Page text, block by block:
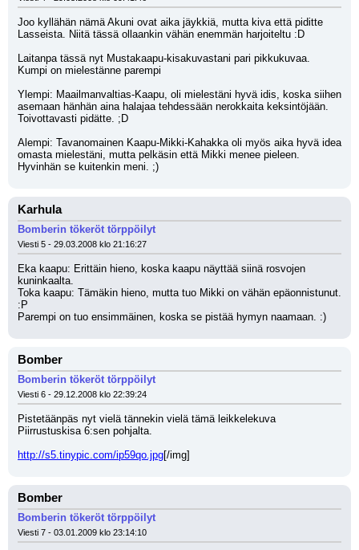
Joo kyllähän nämä Akuni ovat aika jäykkiä, mutta kiva että piditte
Lasseista. Niitä tässä ollaankin vähän enemmän harjoiteltu :D
Laitanpa tässä nyt Mustakaapu-kisakuvastani pari pikkukuvaa.
Kumpi on mielestänne parempi
Ylempi: Maailmanvaltias-Kaapu, oli mielestäni hyvä idis, koska siihen
asemaan hänhän aina halajaa tehdessään nerokkaita keksintöjään.
Toivottavasti pidätte. ;D
Alempi: Tavanomainen Kaapu-Mikki-Kahakka oli myös aika hyvä idea
omasta mielestäni, mutta pelkäsin että Mikki menee pieleen.
Hyvinhän se kuitenkin meni. ;)
Karhula
Bomberin tökeröt törppöilyt
Viesti 5 - 29.03.2008 klo 21:16:27
Eka kaapu: Erittäin hieno, koska kaapu näyttää siinä rosvojen
kuninkaalta.
Toka kaapu: Tämäkin hieno, mutta tuo Mikki on vähän epäonnistunut.
:P
Parempi on tuo ensimmäinen, koska se pistää hymyn naamaan. :)
Bomber
Bomberin tökeröt törppöilyt
Viesti 6 - 29.12.2008 klo 22:39:24
Pistetäänpäs nyt vielä tännekin vielä tämä leikkelekuva
Piirrustuskisa 6:sen pohjalta.
http://s5.tinypic.com/ip59qo.jpg[/img]
Bomber
Bomberin tökeröt törppöilyt
Viesti 7 - 03.01.2009 klo 23:14:10